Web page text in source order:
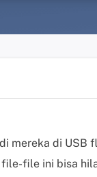
mereka di USB
file ini bisa